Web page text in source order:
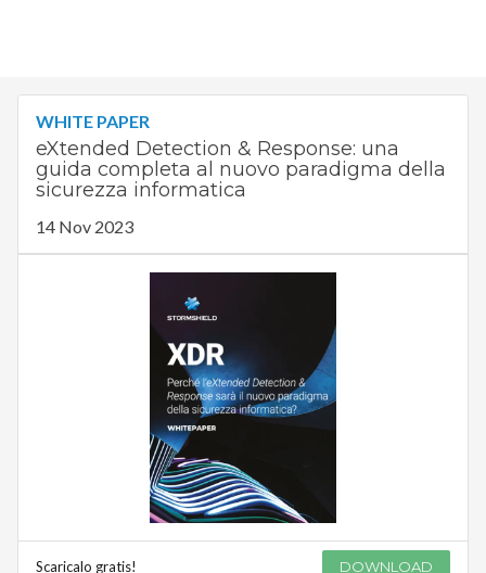
WHITE PAPER
eXtended Detection & Response: una
guida completa al nuovo paradigma della
sicurezza informatica
14 Nov 2023
Scaricalo gratis! DOWNLOAD